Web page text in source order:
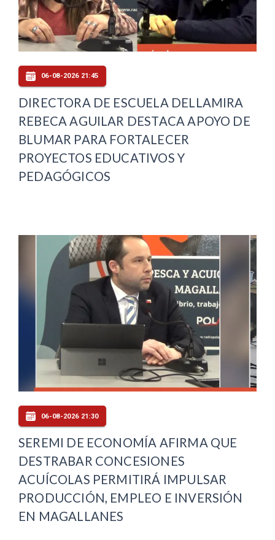
06-08-2026 21:45
DIRECTORA DE ESCUELA DELLAMIRA
REBECA AGUILAR DESTACA APOYO DE
BLUMAR PARA FORTALECER
PROYECTOS EDUCATIVOS Y
PEDAGÓGICOS
06-08-2026 21:30
SEREMI DE ECONOMÍA AFIRMA QUE
DESTRABAR CONCESIONES
ACUÍCOLAS PERMITIRÁ IMPULSAR
PRODUCCIÓN, EMPLEO E INVERSIÓN
EN MAGALLANES